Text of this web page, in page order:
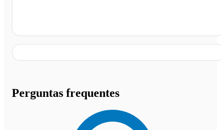
Perguntas frequentes